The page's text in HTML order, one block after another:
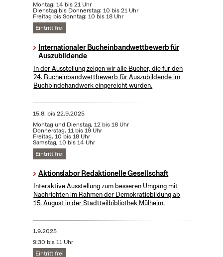
Montag: 14 bis 21 Uhr
Dienstag bis Donnerstag: 10 bis 21 Uhr
Freitag bis Sonntag: 10 bis 18 Uhr
Eintritt frei
Internationaler Bucheinbandwettbewerb für
Auszubildende
In der Ausstellung zeigen wir alle Bücher, die für den
24. Bucheinbandwettbewerb für Auszubildende im
Buchbindehandwerk eingereicht wurden.
15.8. bis22.9.2025
Montag und Dienstag, 12 bis 18 Uhr
Donnerstag, 11 bis 19 Uhr
Freitag, 10 bis 18 Uhr
Samstag, 10 bis 14 Uhr
Eintritt frei
Aktionslabor Redaktionelle Gesellschaft
Interaktive Ausstellung zum besseren Umgang mit
Nachrichten im Rahmen der Demokratiebildung ab
15. August in der Stadtteilbibliothek Mülheim.
1.9.2025
9:30 bis 11 Uhr
Eintritt frei